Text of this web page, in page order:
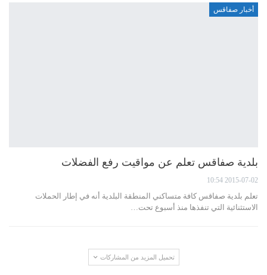
أخبار صفاقس
بلدية صفاقس تعلم عن مواقيت رفع الفضلات
2015-07-02 10:54
تعلم بلدية صفاقس كافة متساكني المنطقة البلدية أنه في إطار الحملات
الاستثنائية التي تنفذها منذ أسبوع تحت…
تحميل المزيد من المشاركات